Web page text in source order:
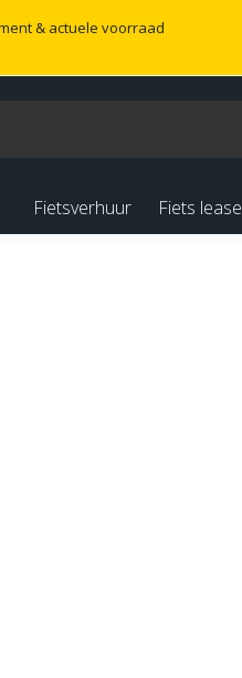
& actuele voorraad
Fietsverhuur Fiets lease